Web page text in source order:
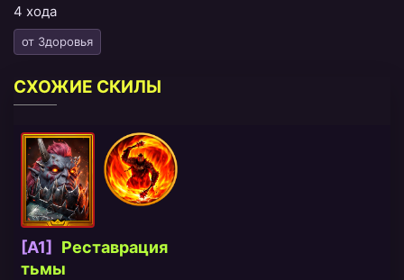
4 хода
от Здоровья
СХОЖИЕ СКИЛЫ
[A1]
Реставрация
тьмы